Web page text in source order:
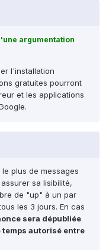
argumentation
l'installation
gratuites pourront
et les applications
plus de messages
sa lisibilité,
de "up" à un par
les 3 jours. En cas
sera dépubliée
autorisé entre